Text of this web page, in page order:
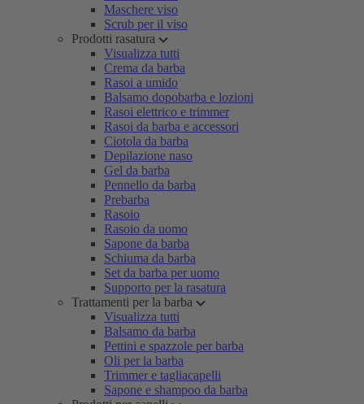
Maschere viso
Scrub per il viso
Prodotti rasatura
Visualizza tutti
Crema da barba
Rasoi a umido
Balsamo dopobarba e lozioni
Rasoi elettrico e trimmer
Rasoi da barba e accessori
Ciotola da barba
Depilazione naso
Gel da barba
Pennello da barba
Prebarba
Rasoio
Rasoio da uomo
Sapone da barba
Schiuma da barba
Set da barba per uomo
Supporto per la rasatura
Trattamenti per la barba
Visualizza tutti
Balsamo da barba
Pettini e spazzole per barba
Oli per la barba
Trimmer e tagliacapelli
Sapone e shampoo da barba